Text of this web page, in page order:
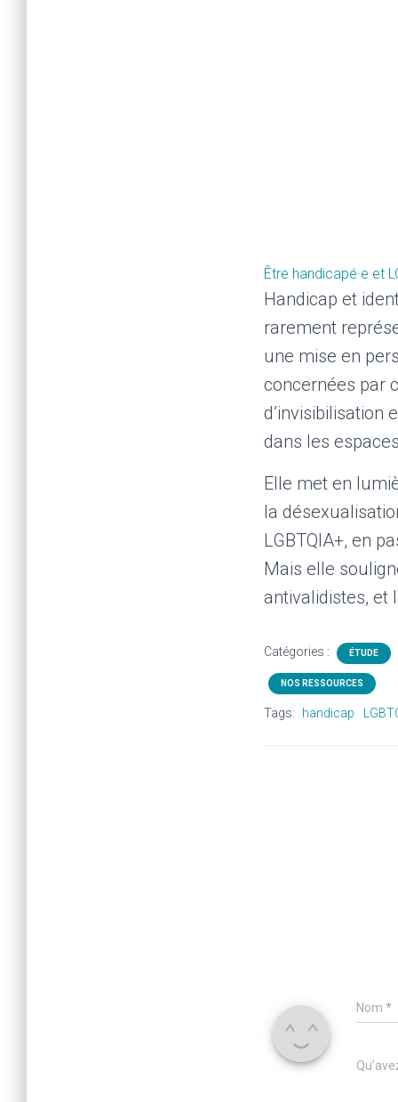
Être handicapé·e et
Handicap et
rarement
une mise en
concernées par
d’invisibilisation
dans les
Elle met en
la
LGBTQIA+, en
Mais elle
antivalidistes, et
Catégories : ÉTUDE
NOS RESSOURCES
Tags: handicap
Nom *